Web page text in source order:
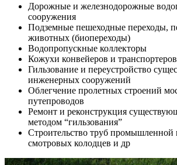
Дорожные и железнодорожные
сооружения
Подземные пешеходные переходы,
животных (биопереходы)
Водопропускные коллекторы
Кожухи конвейеров и транспортеров
Гильзование и переустройство
инженерных сооружений
Облегчение пролетных строений
путепроводов
Ремонт и реконструкция
методом “гильзования”
Строительство труб промышленной
смотровых колодцев и др